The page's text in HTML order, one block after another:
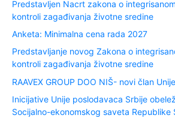
Predstavljen Nacrt zakona o
kontroli zagađivanja životne sredine
Anketa: Minimalna cena rada 2027
Predstavljanje novog Zakona o
kontroli zagađivanja životne sredine
RAAVEX GROUP DOO NIŠ- novi član
Inicijative Unije poslodavaca Srbije
Socijalno-ekonomskog saveta Republike